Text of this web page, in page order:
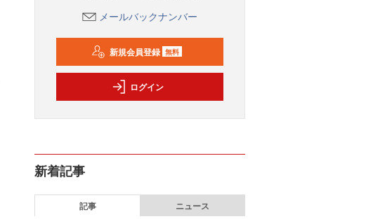
メールバックナンバー
新規会員登録 無料
ログイン
新着記事
記事 ニュース